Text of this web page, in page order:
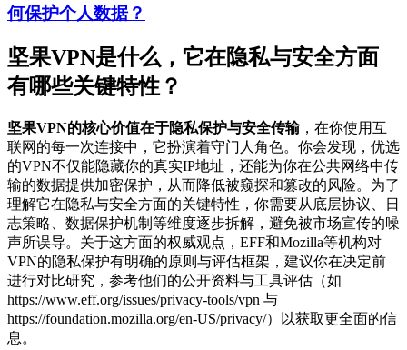
何保护个人数据？
坚果VPN是什么，它在隐私与安全方面
有哪些关键特性？
坚果VPN的核心价值在于隐私保护与安全传输，在你使用互
联网的每一次连接中，它扮演着守门人角色。你会发现，优选
的VPN不仅能隐藏你的真实IP地址，还能为你在公共网络中传
输的数据提供加密保护，从而降低被窥探和篡改的风险。为了
理解它在隐私与安全方面的关键特性，你需要从底层协议、日
志策略、数据保护机制等维度逐步拆解，避免被市场宣传的噪
声所误导。关于这方面的权威观点，EFF和Mozilla等机构对
VPN的隐私保护有明确的原则与评估框架，建议你在决定前
进行对比研究，参考他们的公开资料与工具评估（如
https://www.eff.org/issues/privacy-tools/vpn 与
https://foundation.mozilla.org/en-US/privacy/）以获取更全面的信
息。